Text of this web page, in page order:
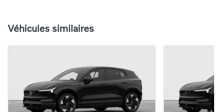
Véhicules similaires